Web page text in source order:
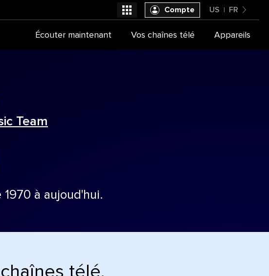
Team
à aujoud'hui.
télé.
United States
US FR
Compte
Écouter maintenant Vos chaînes télé Appareils